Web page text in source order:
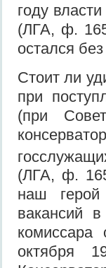
году
(ЛГА, ф.
остался
Стоит ли
при
(при
(ЛГА, ф.
наш
вакансий
октября